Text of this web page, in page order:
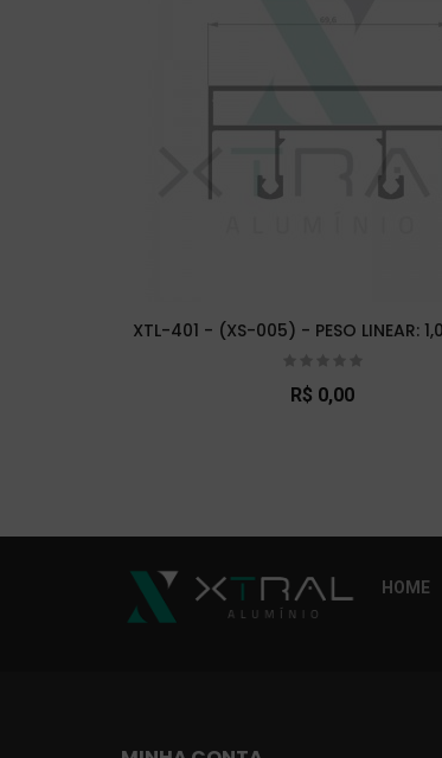
XTL-401 - (XS-005) - PESO LINEAR:
R$ 0,00
HOME